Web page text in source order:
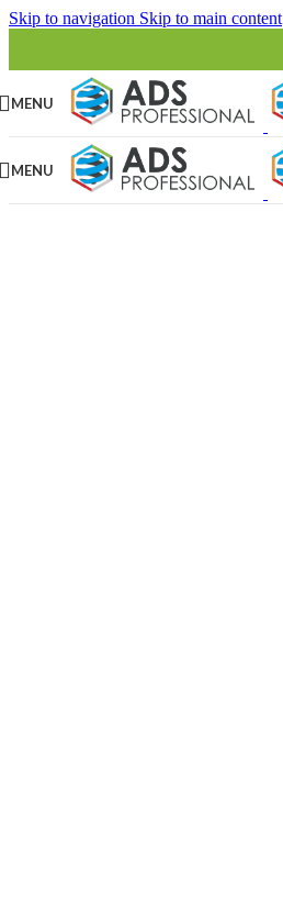
Skip to navigation Skip to main content
MENU
MENU